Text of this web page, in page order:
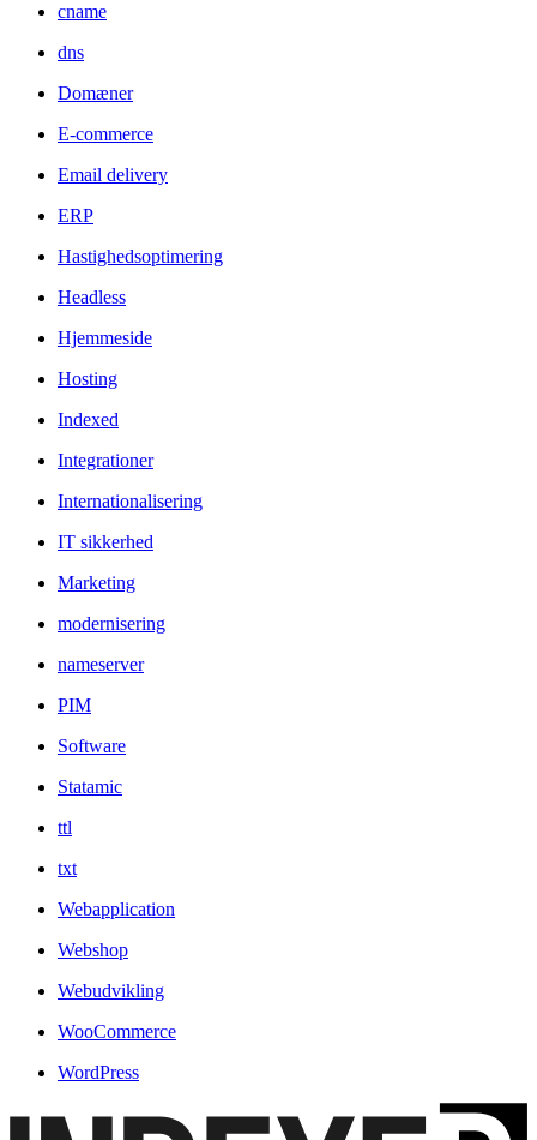
cname
dns
Domæner
E-commerce
Email delivery
ERP
Hastighedsoptimering
Headless
Hjemmeside
Hosting
Indexed
Integrationer
Internationalisering
IT sikkerhed
Marketing
modernisering
nameserver
PIM
Software
Statamic
ttl
txt
Webapplication
Webshop
Webudvikling
WooCommerce
WordPress